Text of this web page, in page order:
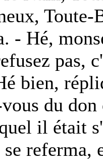
- Hé,
pas,
bien,
du
il était
referma,